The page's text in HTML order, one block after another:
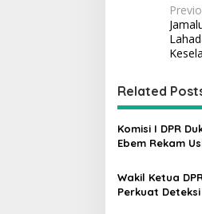
P
o
s
t
n
a
v
i
g
Related
Komisi I DPR
Ebem Rekam
Wakil Ketua
Perkuat